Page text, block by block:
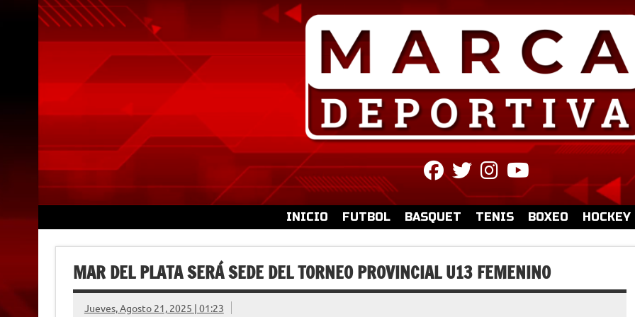
fab
fa-
facebook
fab
fa-
twitter
fab
fa-
instagram
fa-
youtube
INICIO FUTBOL BASQUET TENIS BOXEO HOCKEY
MAR DEL PLATA SERÁ SEDE DEL TORNEO PROVINCIAL U13 FEMENINO
Jueves, Agosto 21, 2025 | 01:23